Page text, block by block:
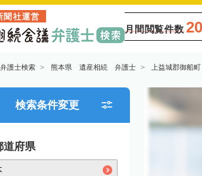
聞社運営
月間閲覧件数
護士検索 熊本県 遺産相続 弁護士 上益城郡御船
検索条件変更
道府県